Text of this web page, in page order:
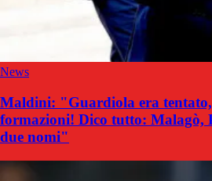
News
Maldini: "Guardiola era tentato,
formazioni! Dico tutto: Malagò,
due nomi"